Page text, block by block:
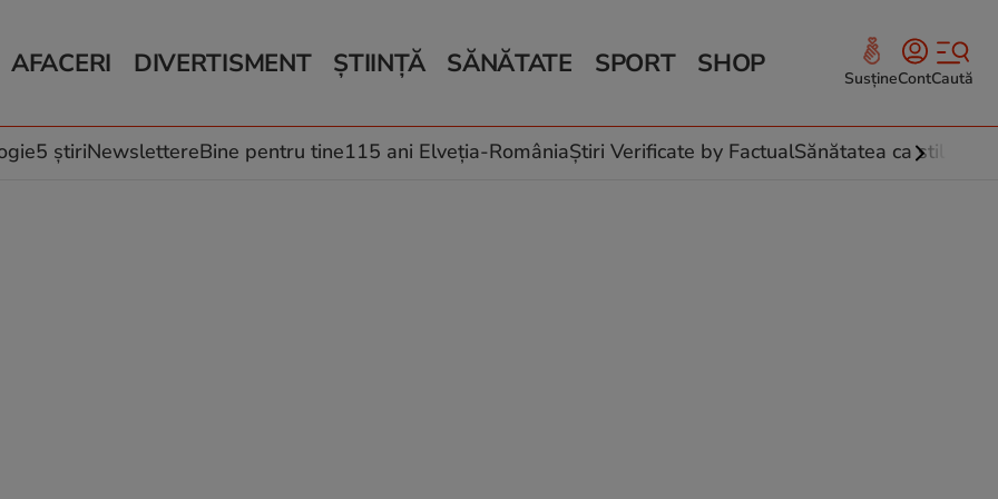
AFACERI
Auto
Locuri de muncă
DIVERTISMENT
Horoscop
Muzică și Filme
ȘTIINȚĂ
Schimbări climatice
SĂNĂTATE
Relații
Rețete culinare
SPORT SHOP SusțineContCaută
5 știriNewslettereBine pentru tine115 ani Elveția-RomâniaȘtiri Verificate by FactualSănătatea ca stil de